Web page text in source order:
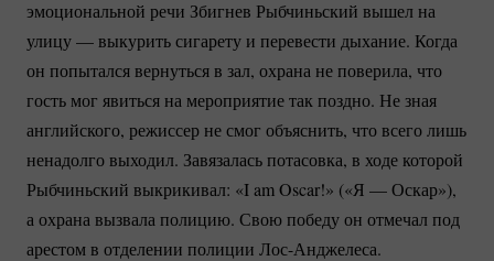
эмоциональной речи Збигнев Рыбчиньский вышел на
улицу — выкурить сигарету и перевести дыхание. Когда
он попытался вернуться в зал, охрана не поверила, что
гость мог явиться на мероприятие так поздно. Не зная
английского, режиссер не смог объяснить, что всего лишь
ненадолго выходил. Завязалась потасовка, в ходе которой
Рыбчиньский выкрикивал: «I am Oscar!» («Я — Оскар»),
а охрана вызвала полицию. Свою победу он отмечал под
арестом в отделении полиции Лос-Анджелеса.